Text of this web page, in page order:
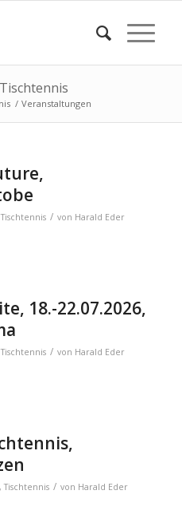
/ Veranstaltungen
Tischtennis / von Harald Eder
18.-22.07.2026,
Tischtennis / von Harald Eder
,Tischtennis / von Harald Eder